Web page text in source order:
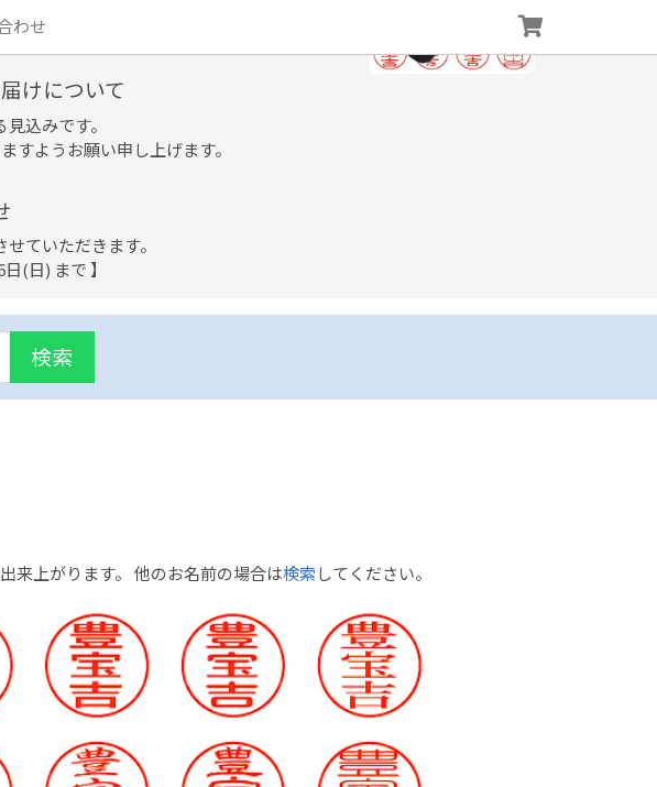
わせ
けについて
込みです。
すようお願い申し上げます。
ていただきます。
(日) まで 】
検索
来上がります。 他のお名前の場合は検索してください。